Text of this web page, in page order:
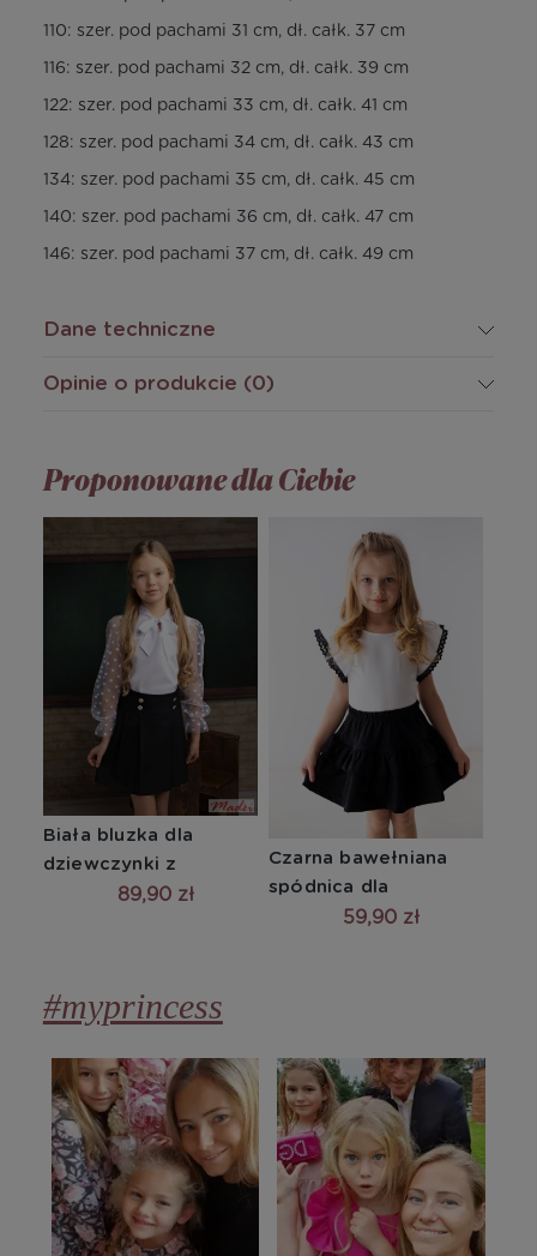
110: szer. pod pachami 31 cm, dł. całk. 37 cm
116: szer. pod pachami 32 cm, dł. całk. 39 cm
122: szer. pod pachami 33 cm, dł. całk. 41 cm
128: szer. pod pachami 34 cm, dł. całk. 43 cm
134: szer. pod pachami 35 cm, dł. całk. 45 cm
140: szer. pod pachami 36 cm, dł. całk. 47 cm
146: szer. pod pachami 37 cm, dł. całk. 49 cm
Dane techniczne
Opinie o produkcie (0)
Proponowane dla Ciebie
Biała bluzka dla
dziewczynki z
tiulowym rękawem w
89,90 zł
Czarna bawełniana
spódnica dla
dziewczynki z falbanką
59,90 zł
#myprincess